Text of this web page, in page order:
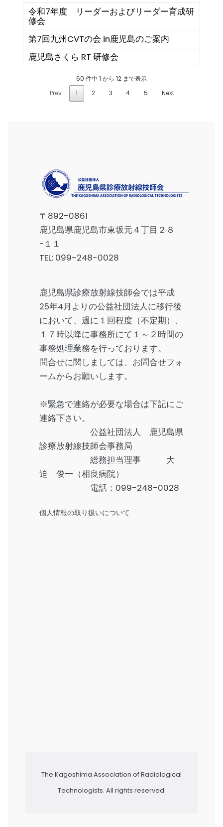
令和7年度 リーダーおよびリーダー育成研
修会
第7回九州CVTの会 in鹿児島のご案内
鹿児島さくら RT 研修会
60 件中 1 から 12 まで表示
Prev
1 2 3 4 5 Next
〒892-0861
鹿児島県鹿児島市東坂元４丁目２８
−１１
TEL: 099-248-0028
鹿児島県診療放射線技師会では平成
25年4月よりの公益社団法人に移行後
において、週に１回程度（不定期）、
１７時以降に事務所にて１～２時間の
事務処理業務を行っております。
問合せに関しましては、 お問合せフォ
ームからお願いします。
※緊急で連絡が必要な場合は下記にご
連絡下さい。
公益社団法人 鹿児島県
診療放射線技師会事務局
総務担当理事 大
迫 俊一（相良病院）
電話： 099-248-0028
個人情報の取り扱いについて
The Kagoshima Association of Radiological
Technologists. All rights reserved.